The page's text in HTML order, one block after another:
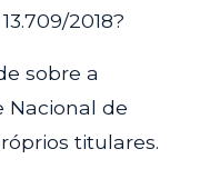
2018?
sobre a
Nacional de
titulares.